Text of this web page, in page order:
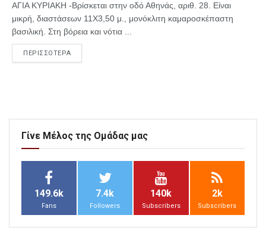
ΑΓΙΑ ΚΥΡΙΑΚΗ -Βρίσκεται στην οδό Αθηνάς, αριθ. 28. Είναι
μικρή, διαστάσεων 11X3,50 μ., μονόκλιτη καμαροσκέπαστη
βασιλική. Στη βόρεια και νότια ...
ΠΕΡΙΣΣΟΤΕΡΑ
Γίνε Μέλος της Ομάδας μας
149.6k
Fans
7.4k
Followers
140k
Subscribers
2k
Subscribers